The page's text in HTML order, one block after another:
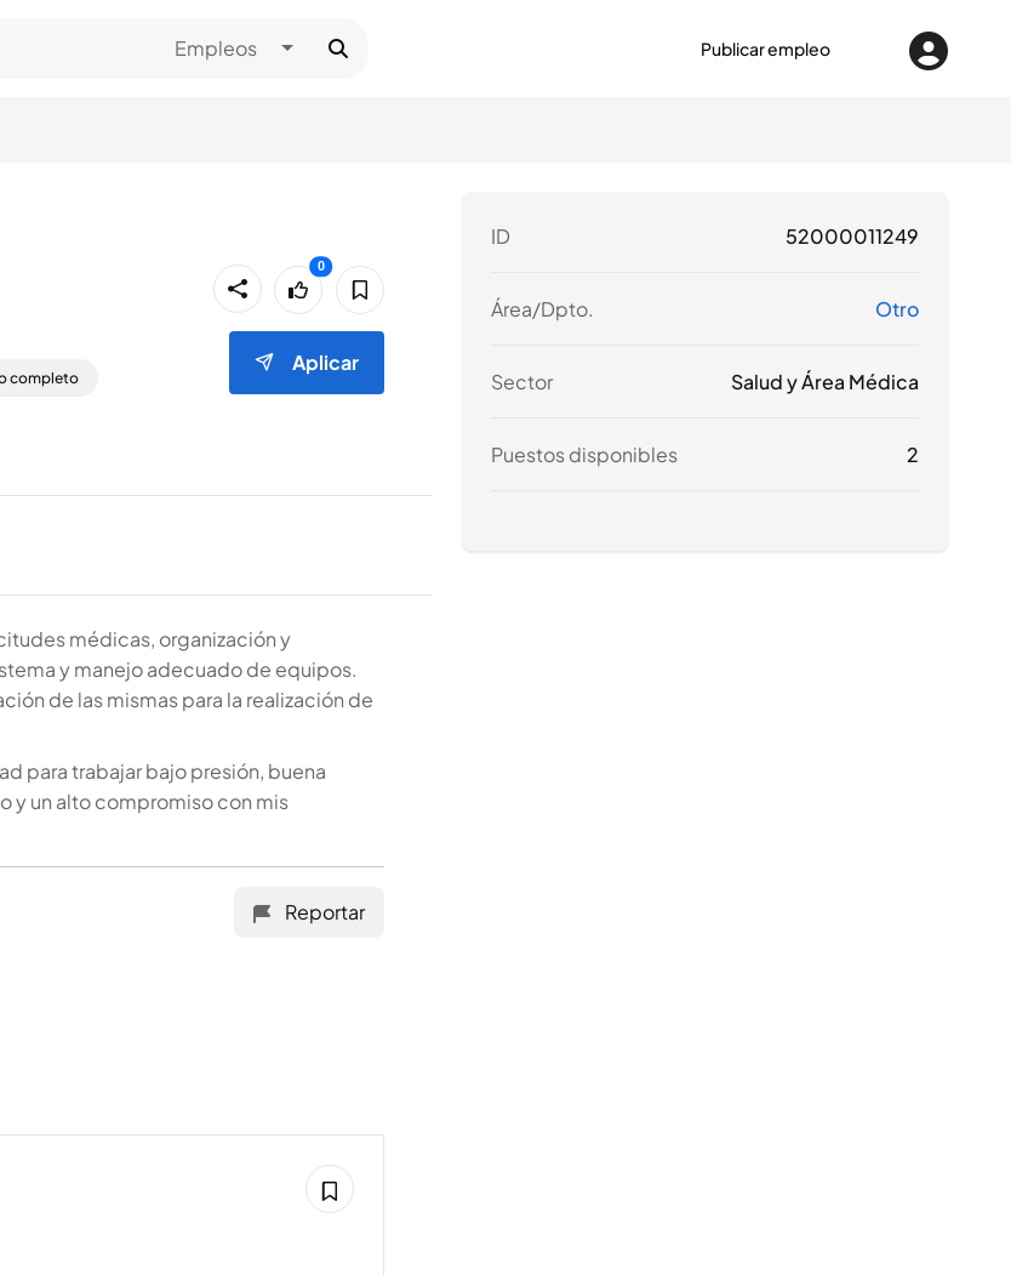
Empleos Toggle Dropdown Publicar empleo
completo
00
Aplicar
médicas, organización y
y manejo adecuado de equipos.
de las mismas para la realización de
para trabajar bajo presión, buena
y un alto compromiso con mis
Reportar
ID 52000011249
Área/Dpto. Otro
Sector Salud y Área Médica
Puestos disponibles 2